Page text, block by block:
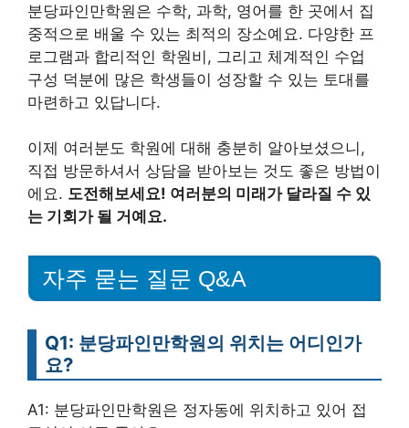
분당파인만학원은 수학, 과학, 영어를 한 곳에서 집
중적으로 배울 수 있는 최적의 장소예요. 다양한 프
로그램과 합리적인 학원비, 그리고 체계적인 수업
구성 덕분에 많은 학생들이 성장할 수 있는 토대를
마련하고 있답니다.
이제 여러분도 학원에 대해 충분히 알아보셨으니,
직접 방문하셔서 상담을 받아보는 것도 좋은 방법이
에요. 도전해보세요! 여러분의 미래가 달라질 수 있
는 기회가 될 거예요.
자주 묻는 질문 Q&A
Q1: 분당파인만학원의 위치는 어디인가
요?
A1: 분당파인만학원은 정자동에 위치하고 있어 접